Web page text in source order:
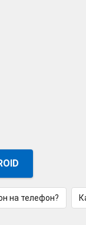
на телефон?